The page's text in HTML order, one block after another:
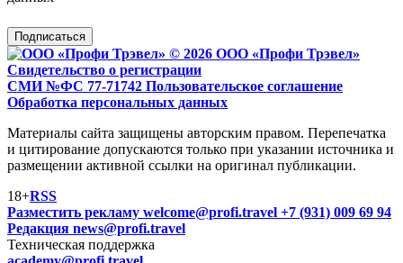
Подписаться
© 2026 ООО «Профи Трэвeл»
Свидетельство о регистрации
СМИ №ФС 77-71742 Пользовательское соглашение
Обработка персональных данных
Материалы сайта защищены авторским правом. Перепечатка
и цитирование допускаются только при указании источника и
размещении активной ссылки на оригинал публикации.
18+RSS
Разместить рекламу welcome@profi.travel +7 (931) 009 69 94
Редакция news@profi.travel
Техническая поддержка